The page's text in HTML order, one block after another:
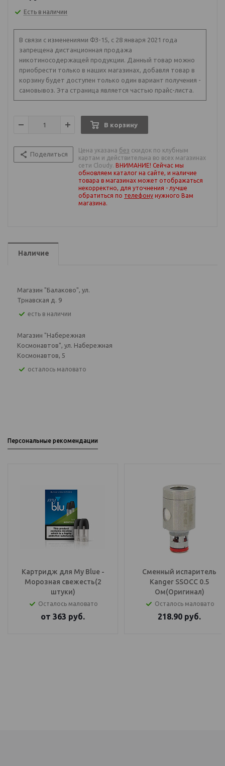
Есть в наличии
В связи с изменениями ФЗ-15, с 28 января 2021 года
запрещена дистанционная продажа
никотиносодержащей продукции. Данный товар можно
приобрести только в наших магазинах, добавля товар в
корзину будет доступен только один вариант получения -
самовывоз. Эта страница является частью прайс-листа.
В корзину
Поделиться
Цена указана без скидок по клубным
картам и действительна во всех магазинах
сети Cloudy. ВНИМАНИЕ! Сейчас мы
обновляем каталог на сайте, и наличие
товара в магазинах может отображаться
некорректно, для уточнения - лучше
обратиться по телефону нужного Вам
магазина.
Наличие
Магазин "Балаково", ул.
Трнавская д. 9
Есть в наличии
Магазин "Набережная
Космонавтов", ул. Набережная
Космонавтов, 5
Осталось маловато
Персональные рекомендации
Картридж для My Blue -
Морозная свежесть(2
штуки)
Осталось маловато
от 363 руб.
Сменный испаритель
Kanger SSOCC 0.5
Ом(Оригинал)
Осталось маловато
218.90 руб.